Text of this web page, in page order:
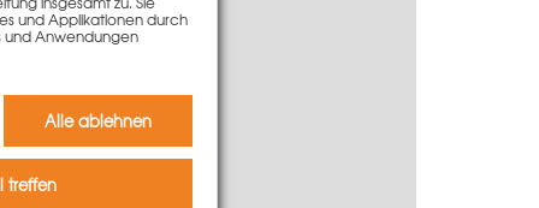
und Applikationen durch
und Anwendungen
Alle ablehnen
treffen